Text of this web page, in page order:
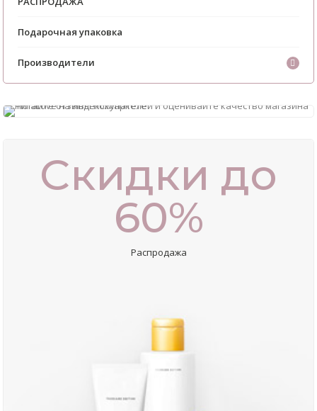
Подарочная упаковка
Производители
Скидки до
60%
Распродажа